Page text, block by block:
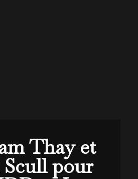
Thay et
Scull pour